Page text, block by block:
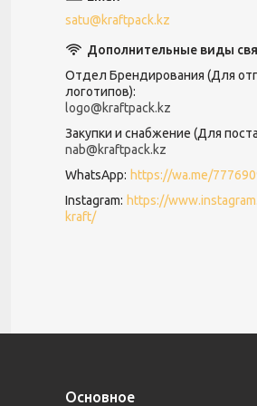
satu@kraftpack.kz
Отдел Брендирования (Для
логотипов)
logo@kraftpack.kz
Закупки и снабжение (Для
nab@kraftpack.kz
WhatsApp
https://wa.me/
Instagram
https://
kraft/
Основное